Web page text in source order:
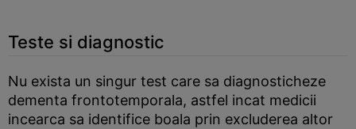
Teste si diagnostic
Nu exista un singur test care sa diagnosticheze
dementa frontotemporala, astfel incat medicii
incearca sa identifice boala prin excluderea altor